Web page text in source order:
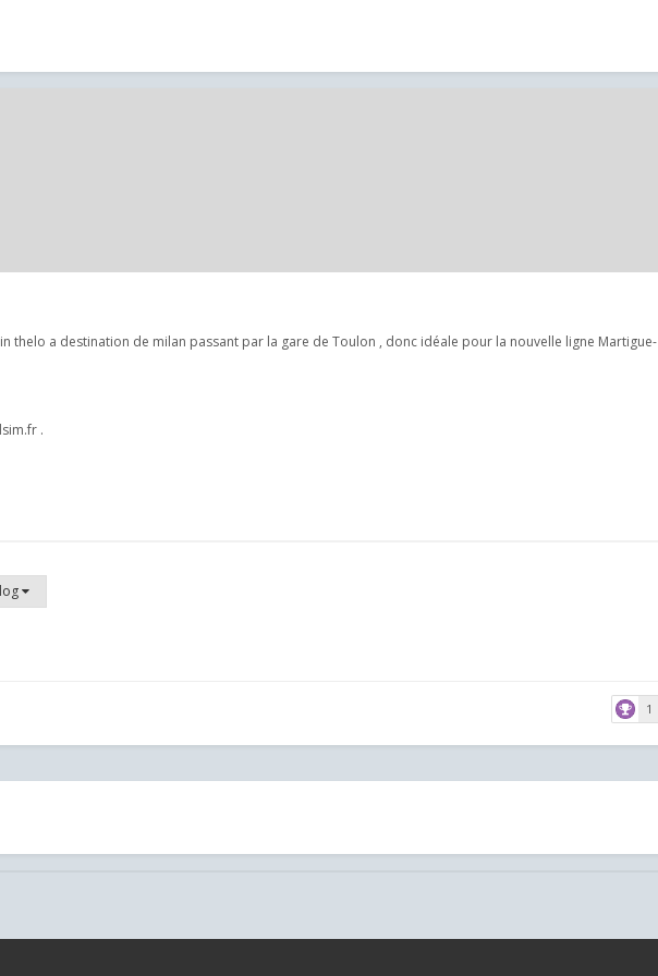
thelo a destination de milan passant par la gare de Toulon , donc idéale pour la nouvelle ligne Martigue-
.
1